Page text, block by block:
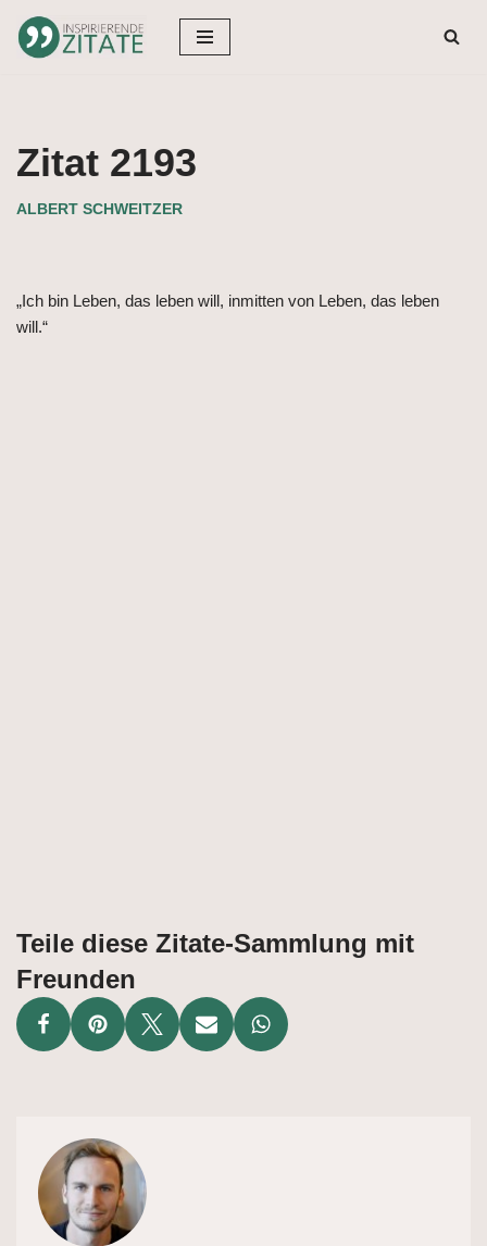
Zum
Zitat 2193
ALBERT SCHWEITZER
„Ich bin Leben, das leben will, inmitten von Leben, das leben
will.“
Teile diese Zitate-Sammlung mit
Freunden